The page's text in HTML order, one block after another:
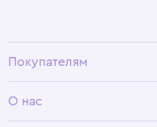
Покупателям
Условия возврата
О нас